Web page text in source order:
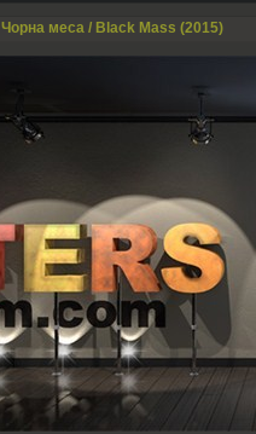
Чорна меса / Black Mass (2015)